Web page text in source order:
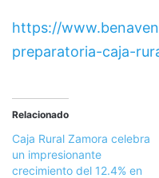
https://
preparatoria-caja-
Relacionado
Caja Rural Zamora celebra
un impresionante
crecimiento del 12.4% en